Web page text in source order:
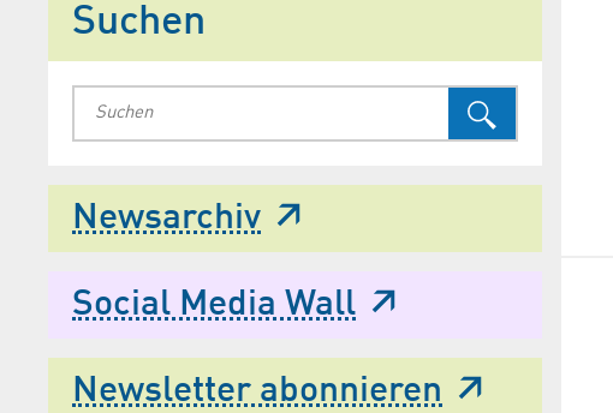
Suchen
Newsarchiv
Social Media Wall
Newsletter abonnieren